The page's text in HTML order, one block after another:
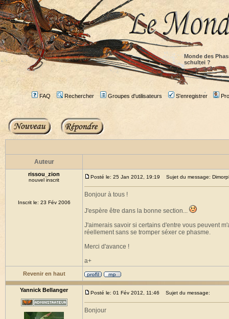
Monde des
schultei ?
FAQ Rechercher Groupes d'utilisateurs S'enregistrer
Auteur
rissou_zion
nouvel inscrit
Inscrit le: 23 Fév 2006
Posté le: 25 Jan 2012, 19:19 Sujet du message:
Bonjour à tous !
J'espère être dans la bonne section...
J'aimerais savoir si certains d'entre vous peuvent
réellement sans se tromper séxer ce phasme.
Merci d'avance !
a+
Revenir en haut
Yannick Bellanger Posté le: 01 Fév 2012, 11:46 Sujet du message:
Bonjour